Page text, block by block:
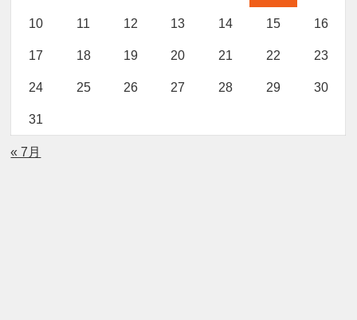
10 11 12 13 14 15 16
17 18 19 20 21 22 23
24 25 26 27 28 29 30
31
« 7月